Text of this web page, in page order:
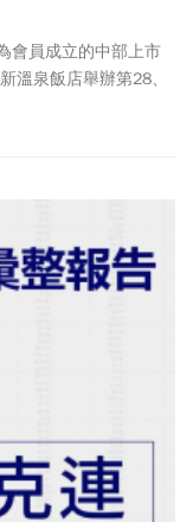
會員成立的中部上市
溫泉飯店舉辦第28、
第29屆中菁會會長職